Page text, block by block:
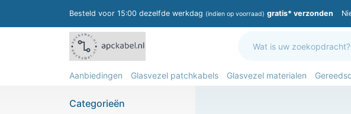
Besteld voor 15:00 dezelfde werkdag (indien op voorraad) gratis* verzonden
Aanbiedingen Glasvezel patchkabels Glasvezel materialen
Categorieën